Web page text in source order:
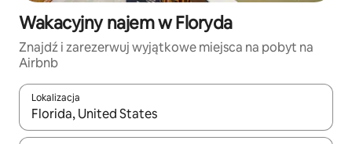
Wakacyjny najem w Floryda
Znajdź i zarezerwuj wyjątkowe miejsca na pobyt na
Airbnb
Lokalizacja
Gdy wyniki będą dostępne, możesz poruszać się po nich za